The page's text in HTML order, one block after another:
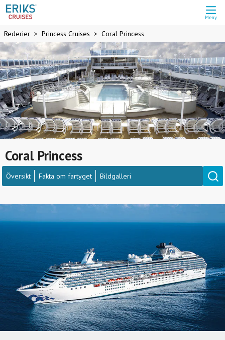
Meny
Rederier Princess Cruises Coral Princess
Coral Princess
Översikt Fakta om fartyget Bildgalleri